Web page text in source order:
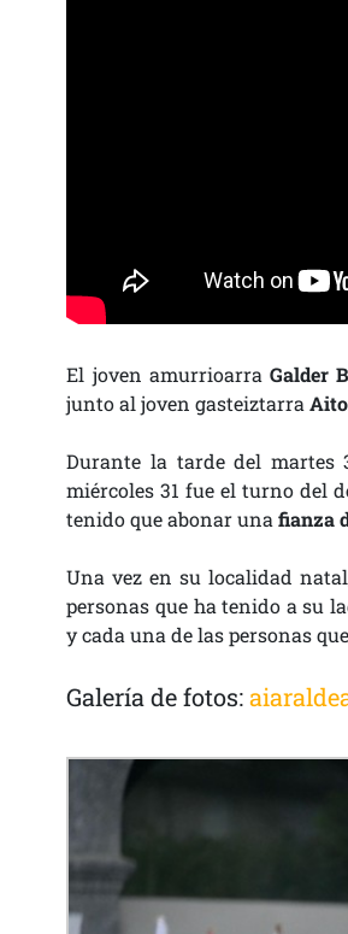
El joven amurrioarraGalder
junto al joven gasteiztarra
Durante la tarde del martes
miércoles 31 fue el turno del
tenido que abonar unafianza
Una vez en su localidad
personas que ha tenido a su
y cada una de las personas
Galería de fotos: